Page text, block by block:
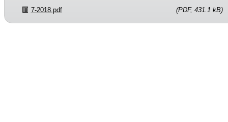
7-2018.pdf (PDF, 431.1 kB)